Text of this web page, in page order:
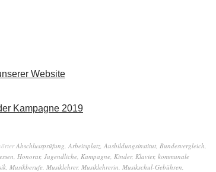
Website
Kampagne 2019
Abschlussprüfung Arbeitsplatz Ausbildungsinstitut Bundesvergleich
Honorar, Jugendliche Kampagne Kinder, Klavier, kommunale
Musikberufe Musiklehrer, Musiklehrerin Musikschul-Gebühren